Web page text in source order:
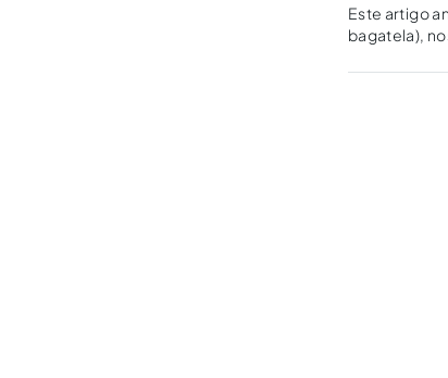
Este artigo
bagatela),